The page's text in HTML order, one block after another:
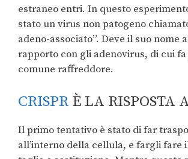
estraneo entri. In questo
stato un virus non patogeno
adeno-associato”. Deve il suo nome
rapporto con gli adenovirus, di cui
comune raffreddore.
CRISPR È LA RISPOSTA
Il primo tentativo è stato di far
all’interno della cellula, e fargli fare